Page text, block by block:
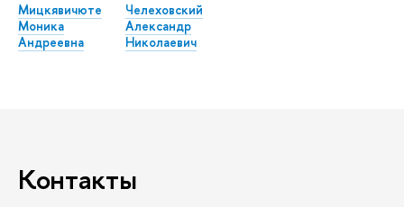
Мицкявичюте
Моника
Андреевна
Челеховский
Александр
Николаевич
Контакты